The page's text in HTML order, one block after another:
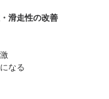
滑走性の改善
なる